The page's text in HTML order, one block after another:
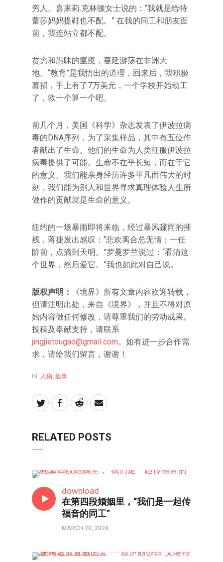
穷人。喜来莉.克林顿女士说的：“我就是给特
蕾莎妈妈提鞋也不配。” 在我的同工和朋友面
前，我连站立都不配。
贫穷和愚昧的瘟疫，蔓延游荡在非洲大
地。“教育”是我悟出的道理，回来后，我积极
募捐，手上有了7万美元，一个学校开始动工
了，救一个算一个吧。
前几个月，美国《科学》杂志发表了伊波拉病
毒的DNA序列，为了采集样品，其中有五位作
者献出了生命。他们的生命为人类征服伊波拉
病毒提供了可能。生命不在乎长短，而在于它
的意义。我们能亲身经历许多平凡而伟大的时
刻，我们能为别人和世界寻求真理体验人生所
做作的贡献就是生命的意义。
纽约的一场暴雨即将来临，经过暴风骤雨的摧
残，蒋捷发出感叹：“悲欢离合总无情；一任
阶前，点滴到天明。”罗曼罗兰说过：“看清这
个世界，然后爱它。”我也如此对自己说。
版权声明：
《境界》所有文章内容欢迎转载，
但请注明出处，来自《境界》，并且不得对原
始内容做任何修改，请尊重我们的劳动成果。
投稿及奉献支持，请联系
jingjietougao@gmail.com。如有进一步合作需
求，请给我们留言，谢谢！
IN: 人物, 故事
RELATED POSTS
download
在第四段婚姻里，“我们是一起传
福音的同工”
MARCH 20, 2024